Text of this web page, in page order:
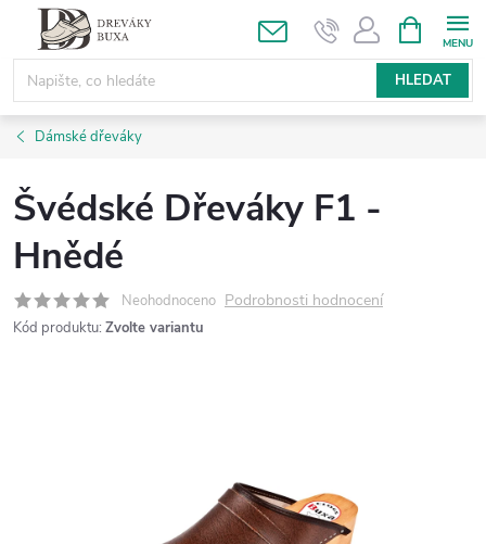
obsah
HLEDAT
NÁKUPNÍ
KOŠÍK
Dámské dřeváky
Švédské Dřeváky F1 -
Hnědé
Neohodnoceno Podrobnosti hodnocení
Kód produktu: Zvolte variantu